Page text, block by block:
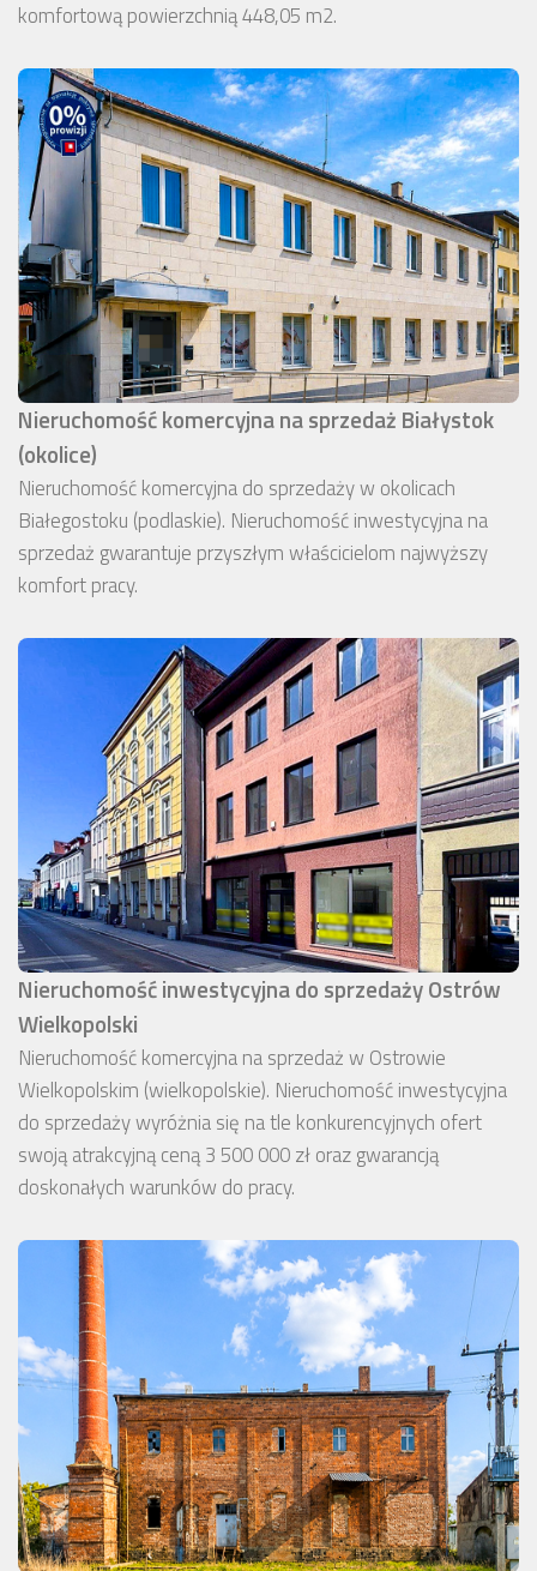
komfortową powierzchnią 448,05 m2.
Nieruchomość komercyjna na sprzedaż Białystok
(okolice)
Nieruchomość komercyjna do sprzedaży w okolicach
Białegostoku (podlaskie). Nieruchomość inwestycyjna na
sprzedaż gwarantuje przyszłym właścicielom najwyższy
komfort pracy.
Nieruchomość inwestycyjna do sprzedaży Ostrów
Wielkopolski
Nieruchomość komercyjna na sprzedaż w Ostrowie
Wielkopolskim (wielkopolskie). Nieruchomość inwestycyjna
do sprzedaży wyróżnia się na tle konkurencyjnych ofert
swoją atrakcyjną ceną 3 500 000 zł oraz gwarancją
doskonałych warunków do pracy.